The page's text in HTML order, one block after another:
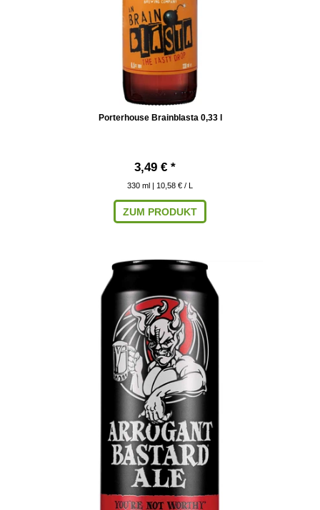
Porterhouse Brainblasta 0,33 l
3,49 € *
330 ml | 10,58 € / L
ZUM PRODUKT